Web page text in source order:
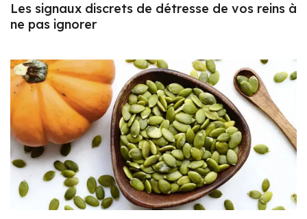
Les signaux discrets de détresse de vos reins à
ne pas ignorer